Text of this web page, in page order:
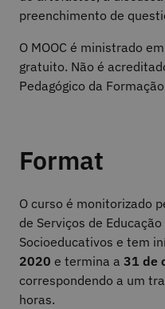
preenchimento de
O MOOC é ministrado
gratuito. Não é
Pedagógico da
Format
O curso é monitorizado
de Serviços de
Socioeducativos e tem
2020 e termina a 31 de
correspondendo a um
horas.